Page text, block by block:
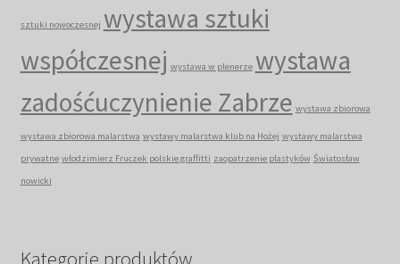
sztuki nowoczesnej wystawa sztuki
współczesnej wystawa w plenerze wystawa
zadośćuczynienie Zabrze wystawa zbiorowa
wystawa zbiorowa malarstwa wystawy malarstwa klub na Hożej wystawy malarstwa
prywatne włodzimierz Fruczek polskie graffitti zaopatrzenie plastyków Światosław
nowicki
Kategorie produktów